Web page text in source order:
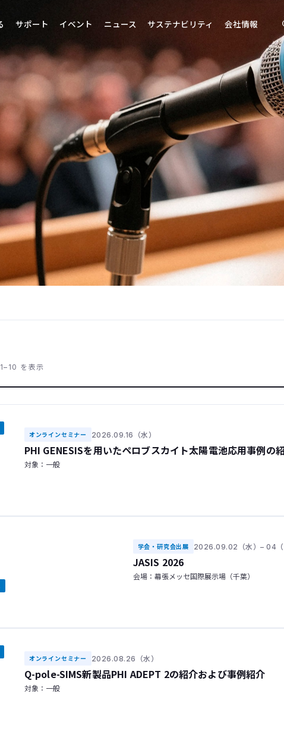
サポート イベント ニュース サステナビリティ 会社情報
を表示
オンラインセミナー 2026.09.16（水）
PHI GENESISを用いたペロブスカイト太陽電池応用事例の
対象：一般
学会・研究会出展 2026.09.02（水）– 04（
JASIS 2026
会場：幕張メッセ国際展示場（千葉）
オンラインセミナー 2026.08.26（水）
Q-pole-SIMS新製品PHI ADEPT 2の紹介および事例紹介
対象：一般